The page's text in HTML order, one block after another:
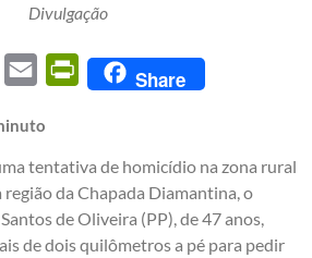
Divulgação
Twitter Email PrintFriendly
Share
tentativa de homicídio na zona rural
da Chapada Diamantina, o
de Oliveira (PP), de 47 anos,
de dois quilômetros a pé para pedir